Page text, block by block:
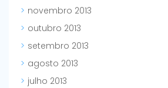
novembro 2013
outubro 2013
setembro 2013
agosto 2013
julho 2013